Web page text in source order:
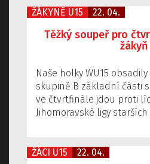
ŽÁKYNĚ U15 22. 04.
Těžký soupeř pro
žákyň
Naše holky WU15
skupině B základní části
ve čtvrtfinále jdou proti
Jihomoravské ligy starších
ŽÁCI U15 22. 04.